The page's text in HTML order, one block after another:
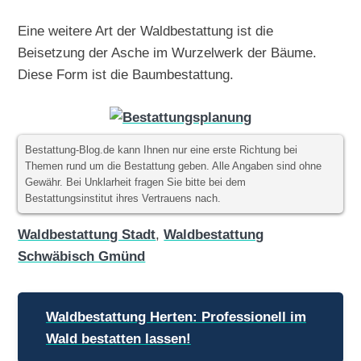
Eine weitere Art der Waldbestattung ist die
Beisetzung der Asche im Wurzelwerk der Bäume.
Diese Form ist die Baumbestattung.
Bestattung-Blog.de kann Ihnen nur eine erste Richtung bei
Themen rund um die Bestattung geben. Alle Angaben sind ohne
Gewähr. Bei Unklarheit fragen Sie bitte bei dem
Bestattungsinstitut ihres Vertrauens nach.
Waldbestattung Stadt,Waldbestattung
Schwäbisch Gmünd
Beitragsnavigation
Waldbestattung Herten: Professionell im
Wald bestatten lassen!